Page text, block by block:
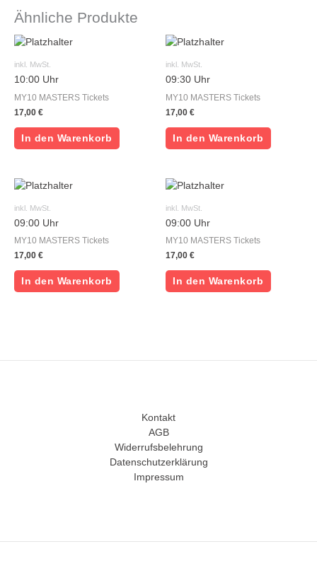
Ähnliche Produkte
inkl. MwSt.
10:00 Uhr
MY10 MASTERS Tickets
17,00 €
In den Warenkorb
inkl. MwSt.
09:30 Uhr
MY10 MASTERS Tickets
17,00 €
In den Warenkorb
inkl. MwSt.
09:00 Uhr
MY10 MASTERS Tickets
17,00 €
In den Warenkorb
inkl. MwSt.
09:00 Uhr
MY10 MASTERS Tickets
17,00 €
In den Warenkorb
Kontakt
AGB
Widerrufsbelehrung
Datenschutzerklärung
Impressum